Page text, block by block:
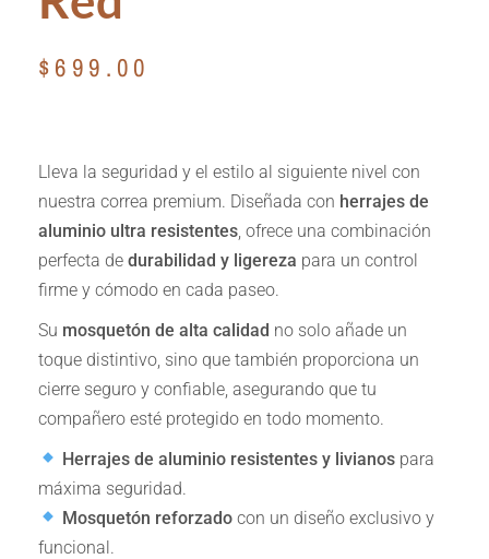
$699.00
Lleva la seguridad y el estilo al siguiente nivel con
nuestra correa premium. Diseñada con herrajes de
aluminio ultra resistentes , ofrece una combinación
perfecta de durabilidad y ligereza para un control
firme y cómodo en cada paseo.
Su mosquetón de alta calidad no solo añade un
toque distintivo, sino que también proporciona un
cierre seguro y confiable, asegurando que tu
compañero esté protegido en todo momento.
Herrajes de aluminio resistentes y livianos para
máxima seguridad.
Mosquetón reforzado con un diseño exclusivo y
funcional.